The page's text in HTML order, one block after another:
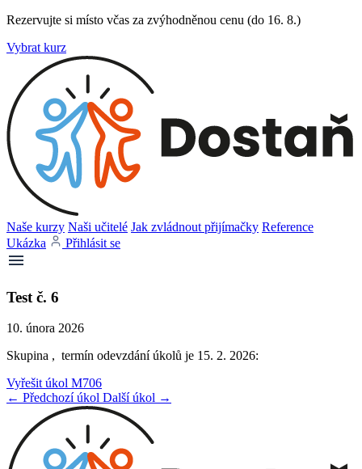
Rezervujte si místo včas za zvýhodněnou cenu (do 16. 8.)
Vybrat kurz
Naše kurzy Naši učitelé Jak zvládnout přijímačky Reference
Ukázka
Přihlásit se
Test č. 6
10. února 2026
Skupina , termín odevzdání úkolů je 15. 2. 2026:
Vyřešit úkol M706
← Předchozí úkol Další úkol →